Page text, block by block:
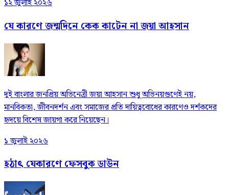
১২ জুলাই ২০২৬
যে কারণে জন্মদিনে কেক কাটেন না জয়া আহসান
দুই বাংলার জনপ্রিয় অভিনেত্রী জয়া আহসান শুধু অভিনয়গুণেই নয়,
মানবিকতা, জীবনদর্শন এবং সমাজের প্রতি দায়িত্ববোধের কারণেও দর্শকদের
হৃদয়ে বিশেষ জায়গা করে নিয়েছেন।
১ জুলাই ২০২৬
হঠাৎ যেকারণে ফেসবুক ডাউন